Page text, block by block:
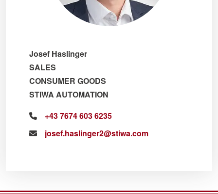
Josef Haslinger
SALES
CONSUMER GOODS
STIWA AUTOMATION
+43 7674 603 6235
josef.haslinger2@stiwa.com